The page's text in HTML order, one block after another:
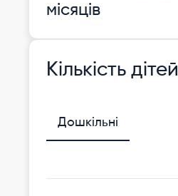
місяців
Кількість дітей
Дошкільні